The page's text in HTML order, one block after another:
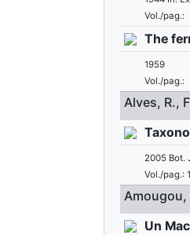
Vol./pag.:
The
1959
Vol./pag.:
Alves, R.,
2005 Bot.
Vol./pag.:
Amougou,
Un